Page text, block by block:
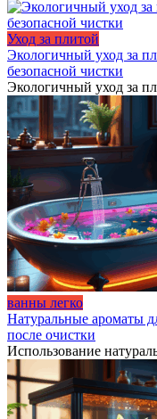
Уход за плитой
Экологичный уход за
безопасной чистки
Экологичный уход за
ванны легко
Натуральные ароматы
после очистки
Использование